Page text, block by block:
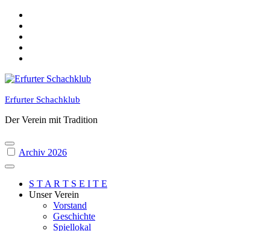
Skip
content
Erfurter Schachklub
Der Verein mit Tradition
Archiv 2026
S T A R T S E I T E
Unser Verein
Vorstand
Geschichte
Spiellokal